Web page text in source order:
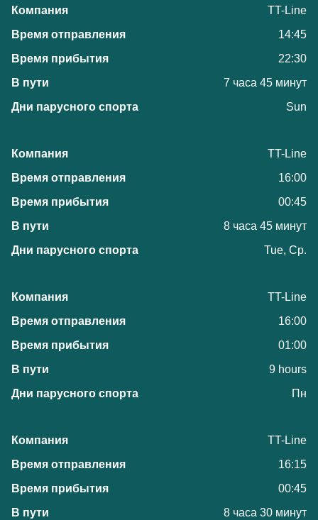
TT-Line
14:45
22:30
7 часа 45 минут
Sun
TT-Line
16:00
00:45
8 часа 45 минут
Tue, Ср.
TT-Line
16:00
01:00
9 hours
Пн
TT-Line
16:15
00:45
8 часа 30 минут